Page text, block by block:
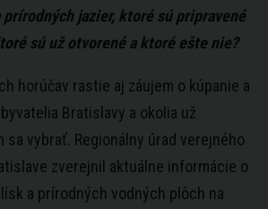
jazier, ktoré sú pripravené
sú už otvorené a ktoré ešte nie?
horúčav rastie aj záujem o kúpanie a
Bratislavy a okolia už
sa vybrať. Regionálny úrad verejného
zverejnil aktuálne informácie o
a prírodných vodných plôch na